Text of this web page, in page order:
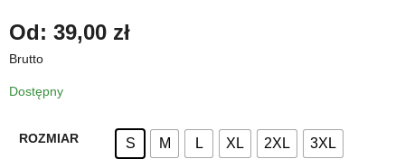
Od: 39,00 zł
Brutto
Dostępny
ROZMIAR S M L XL 2XL 3XL